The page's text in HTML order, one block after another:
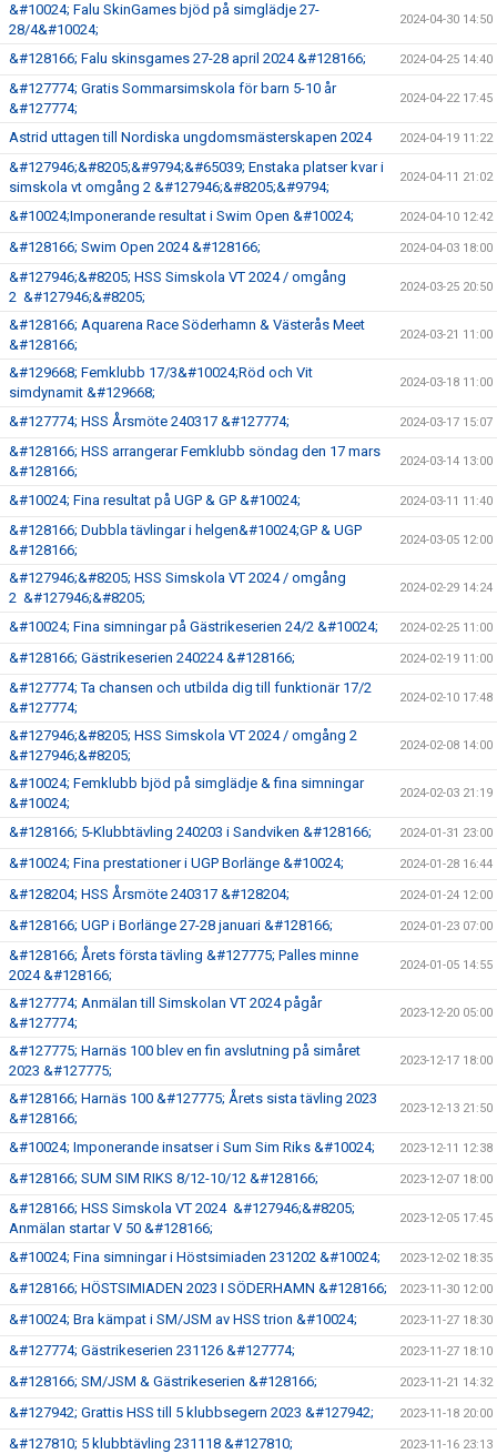
&#10024; Falu SkinGames bjöd på simglädje 27-
28/4&#10024;
2024-04-30 14:50
&#128166; Falu skinsgames 27-28 april 2024 &#128166; 2024-04-25 14:40
&#127774; Gratis Sommarsimskola för barn 5-10 år
&#127774;
2024-04-22 17:45
Astrid uttagen till Nordiska ungdomsmästerskapen 2024 2024-04-19 11:22
&#127946;&#8205;&#9794;&#65039; Enstaka platser kvar i
simskola vt omgång 2 &#127946;&#8205;&#9794;
2024-04-11 21:02
&#10024;Imponerande resultat i Swim Open &#10024; 2024-04-10 12:42
&#128166; Swim Open 2024 &#128166; 2024-04-03 18:00
&#127946;&#8205; HSS Simskola VT 2024 / omgång
2 &#127946;&#8205;
2024-03-25 20:50
&#128166; Aquarena Race Söderhamn & Västerås Meet
&#128166;
2024-03-21 11:00
&#129668; Femklubb 17/3&#10024;Röd och Vit
simdynamit &#129668;
2024-03-18 11:00
&#127774; HSS Årsmöte 240317 &#127774; 2024-03-17 15:07
&#128166; HSS arrangerar Femklubb söndag den 17 mars
&#128166;
2024-03-14 13:00
&#10024; Fina resultat på UGP & GP &#10024; 2024-03-11 11:40
&#128166; Dubbla tävlingar i helgen&#10024;GP & UGP
&#128166;
2024-03-05 12:00
&#127946;&#8205; HSS Simskola VT 2024 / omgång
2 &#127946;&#8205;
2024-02-29 14:24
&#10024; Fina simningar på Gästrikeserien 24/2 &#10024; 2024-02-25 11:00
&#128166; Gästrikeserien 240224 &#128166; 2024-02-19 11:00
&#127774; Ta chansen och utbilda dig till funktionär 17/2
&#127774;
2024-02-10 17:48
&#127946;&#8205; HSS Simskola VT 2024 / omgång 2
&#127946;&#8205;
2024-02-08 14:00
&#10024; Femklubb bjöd på simglädje & fina simningar
&#10024;
2024-02-03 21:19
&#128166; 5-Klubbtävling 240203 i Sandviken &#128166; 2024-01-31 23:00
&#10024; Fina prestationer i UGP Borlänge &#10024; 2024-01-28 16:44
&#128204; HSS Årsmöte 240317 &#128204; 2024-01-24 12:00
&#128166; UGP i Borlänge 27-28 januari &#128166; 2024-01-23 07:00
&#128166; Årets första tävling &#127775; Palles minne
2024 &#128166;
2024-01-05 14:55
&#127774; Anmälan till Simskolan VT 2024 pågår
&#127774;
2023-12-20 05:00
&#127775; Harnäs 100 blev en fin avslutning på simåret
2023 &#127775;
2023-12-17 18:00
&#128166; Harnäs 100 &#127775; Årets sista tävling 2023
&#128166;
2023-12-13 21:50
&#10024; Imponerande insatser i Sum Sim Riks &#10024; 2023-12-11 12:38
&#128166; SUM SIM RIKS 8/12-10/12 &#128166; 2023-12-07 18:00
&#128166; HSS Simskola VT 2024 &#127946;&#8205;
Anmälan startar V 50 &#128166;
2023-12-05 17:45
&#10024; Fina simningar i Höstsimiaden 231202 &#10024; 2023-12-02 18:35
&#128166; HÖSTSIMIADEN 2023 I SÖDERHAMN &#128166; 2023-11-30 12:00
&#10024; Bra kämpat i SM/JSM av HSS trion &#10024; 2023-11-27 18:30
&#127774; Gästrikeserien 231126 &#127774; 2023-11-27 18:10
&#128166; SM/JSM & Gästrikeserien &#128166; 2023-11-21 14:32
&#127942; Grattis HSS till 5 klubbsegern 2023 &#127942; 2023-11-18 20:00
&#127810; 5 klubbtävling 231118 &#127810; 2023-11-16 23:13